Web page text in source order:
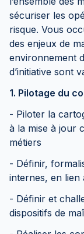
sécuriser les
risque. Vous
des enjeux de
environnement
d’initiative sont
1. Pilotage du
- Piloter la
à la mise à jour
métiers
- Définir,
internes, en lien
- Définir et
dispositifs de